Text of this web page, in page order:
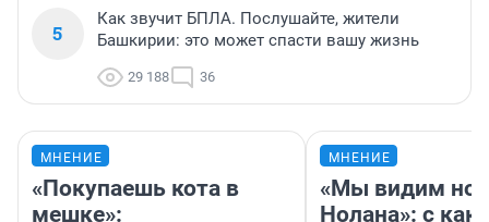
5
Как звучит БПЛА. Послушайте, жители
Башкирии: это может спасти вашу жизнь
29 188 36
МНЕНИЕ
«Покупаешь кота в
мешке»:
МНЕНИЕ
«Мы видим
Нолана»: с